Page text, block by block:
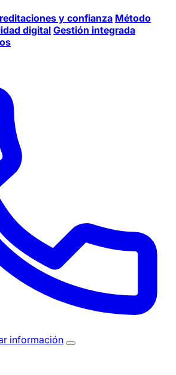
y confianza Método
digital Gestión integrada
información